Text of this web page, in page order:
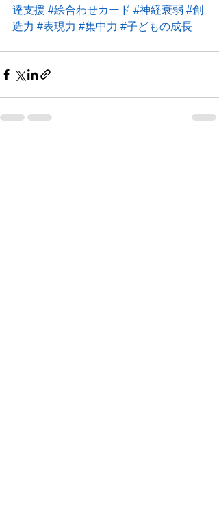
達支援 #絵合わせカード #神経衰弱 #創
造力 #表現力 #集中力 #子どもの成長